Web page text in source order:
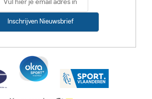
Inschrijven Nieuwsbrief